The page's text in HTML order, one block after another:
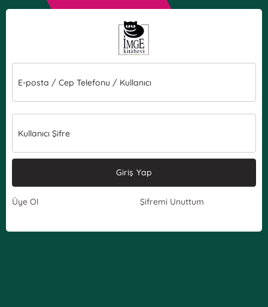
E-posta / Cep Telefonu / Kullanıcı
Kullanıcı Şifre
Giriş Yap
Üye Ol Şifremi Unuttum